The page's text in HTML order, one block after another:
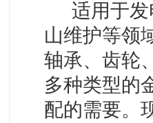
适用于
山维护等领
轴承、齿轮
多种类型的
配的需要。